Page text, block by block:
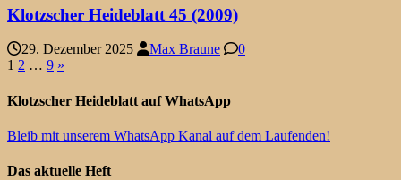
Klotzscher Heideblatt 45 (2009)
29. Dezember 2025 Max Braune 0
Seitennummerierung
der
1 2 … 9 »
Klotzscher Heideblatt auf WhatsApp
Bleib mit unserem WhatsApp Kanal auf dem Laufenden!
Das aktuelle Heft